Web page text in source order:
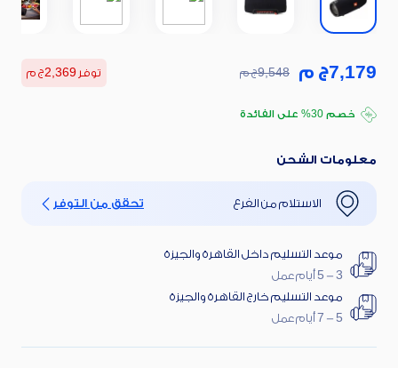
7,179ج م 9,548ج م توفر 2,369ج م
خصم 30% على الفائدة
خصم 30% على الفائدة
معلومات الشحن
الاستلام من الفرع تحقق من التوفر
موعد التسليم داخل القاهرة والجيزة
3 - 5 أيام عمل
موعد التسليم خارج القاهرة والجيزة
5 - 7 أيام عمل